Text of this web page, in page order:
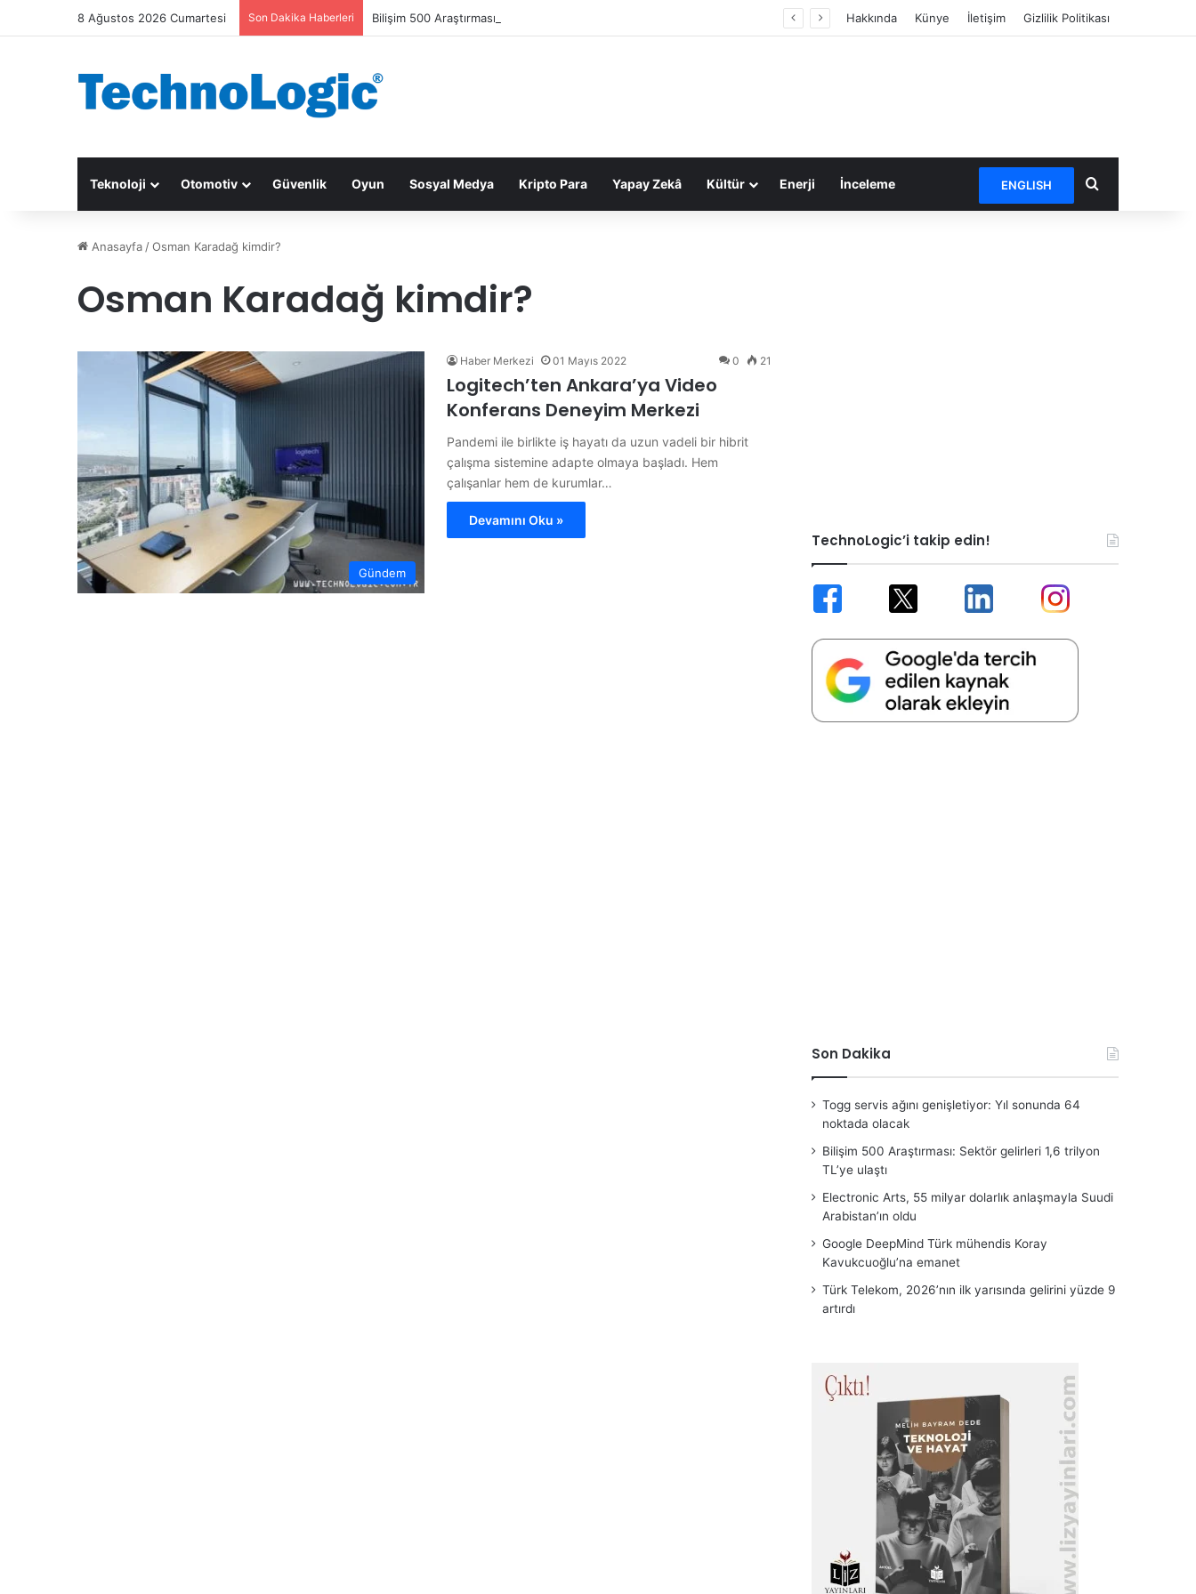
8 Ağustos 2026 Cumartesi Son Dakika Haberleri Bilişim 500 Araştırması: Sektör gelirleri 1,6 trilyon TL’ye ulaştı Hakkında Künye İletişim Gizlilik Politikası
Teknoloji Otomotiv Güvenlik Oyun Sosyal Medya Kripto Para Yapay Zekâ Kültür Enerji İnceleme ENGLISH Arama yap ...
Anasayfa /Osman Karadağ kimdir?
Osman Karadağ kimdir?
Gündem
Haber Merkezi 01 Mayıs 2022 0 21
Logitech’ten Ankara’ya Video
Konferans Deneyim Merkezi
Pandemi ile birlikte iş hayatı da uzun vadeli bir hibrit
çalışma sistemine adapte olmaya başladı. Hem
çalışanlar hem de kurumlar…
Devamını Oku »
TechnoLogic’i takip edin!
Son Dakika
Togg servis ağını genişletiyor: Yıl sonunda 64
noktada olacak
Bilişim 500 Araştırması: Sektör gelirleri 1,6 trilyon
TL’ye ulaştı
Electronic Arts, 55 milyar dolarlık anlaşmayla Suudi
Arabistan’ın oldu
Google DeepMind Türk mühendis Koray
Kavukcuoğlu’na emanet
Türk Telekom, 2026’nın ilk yarısında gelirini yüzde 9
artırdı